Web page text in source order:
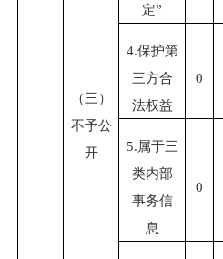
（三）
不予公
开
定”
4.保护第
三方合
法权益
0
5.属于三
类内部
事务信
息
0